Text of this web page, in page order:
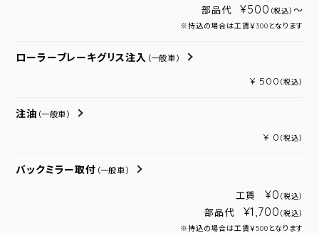
部品代 ¥500 （税込） ～
※持込の場合は工賃￥300となります
ローラーブレーキグリス注入 （一般車）
¥ 500 （税込）
注油 （一般車）
¥ 0 （税込）
バックミラー取付 （一般車）
工賃 ¥0 （税込）
部品代 ¥1,700 （税込）
※持込の場合は工賃￥500となります